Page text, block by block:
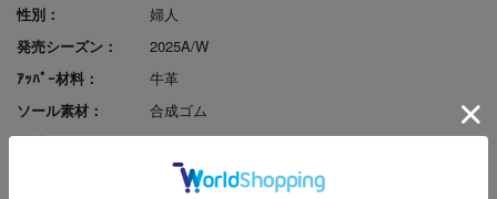
性別：
婦人
発売シーズン：
2025A/W
ｱｯﾊﾟｰ材料：
牛革
ソール素材：
合成ゴム
製法：
セメント
1.5cm